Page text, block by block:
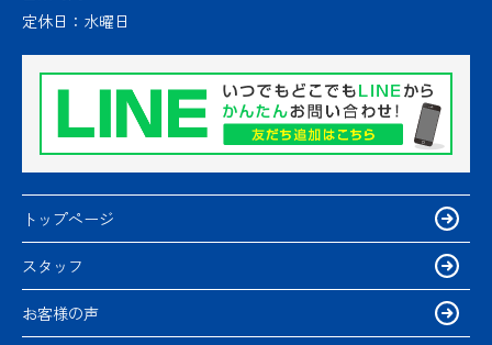
定休日： 水曜日
トップページ
スタッフ
お客様の声